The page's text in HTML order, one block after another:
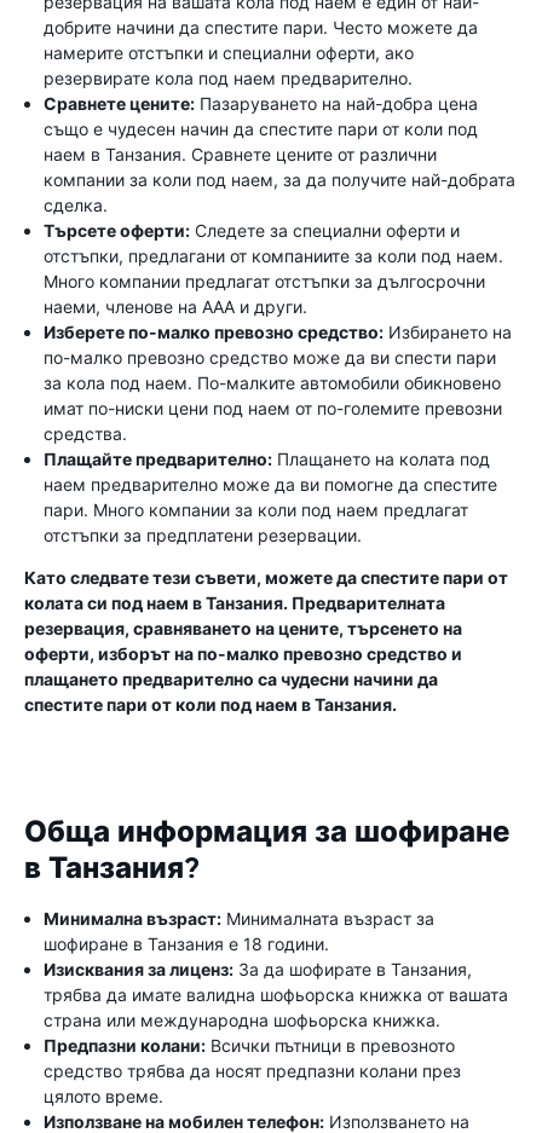
добрите начини да спестите пари. Често можете да
намерите отстъпки и специални оферти, ако
резервирате кола под наем предварително.
Сравнете цените: Пазаруването на най-добра цена
също е чудесен начин да спестите пари от коли под
наем в Танзания. Сравнете цените от различни
компании за коли под наем, за да получите най-добрата
сделка.
Търсете оферти: Следете за специални оферти и
отстъпки, предлагани от компаниите за коли под наем.
Много компании предлагат отстъпки за дългосрочни
наеми, членове на AAA и други.
Изберете по-малко превозно средство: Избирането на
по-малко превозно средство може да ви спести пари
за кола под наем. По-малките автомобили обикновено
имат по-ниски цени под наем от по-големите превозни
средства.
Плащайте предварително: Плащането на колата под
наем предварително може да ви помогне да спестите
пари. Много компании за коли под наем предлагат
отстъпки за предплатени резервации.
Като следвате тези съвети, можете да спестите пари от
колата си под наем в Танзания. Предварителната
резервация, сравняването на цените, търсенето на
оферти, изборът на по-малко превозно средство и
плащането предварително са чудесни начини да
спестите пари от коли под наем в Танзания.
Обща информация за шофиране
в Танзания?
Минимална възраст: Минималната възраст за
шофиране в Танзания е 18 години.
Изисквания за лиценз: За да шофирате в Танзания,
трябва да имате валидна шофьорска книжка от вашата
страна или международна шофьорска книжка.
Предпазни колани: Всички пътници в превозното
средство трябва да носят предпазни колани през
цялото време.
Използване на мобилен телефон: Използването на